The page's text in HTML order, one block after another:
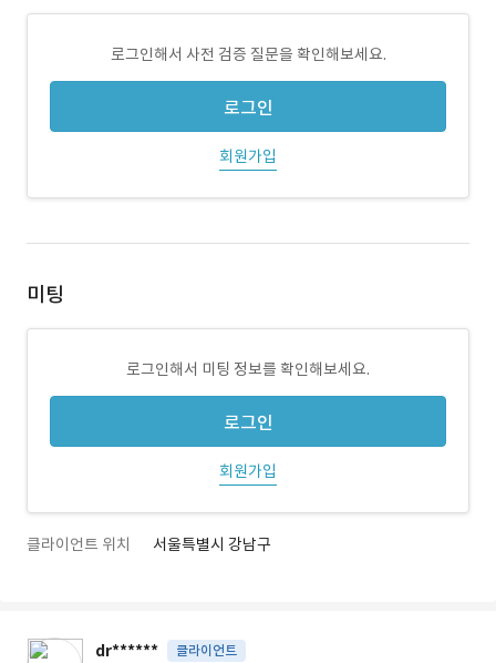
로그인해서 사전 검증 질문을 확인해보세요.
로그인
회원가입
미팅
로그인해서 미팅 정보를 확인해보세요.
로그인
회원가입
클라이언트 위치 서울특별시 강남구
dr****** 클라이언트